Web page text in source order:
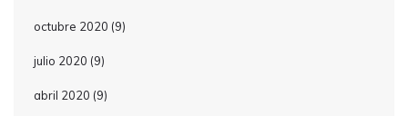
octubre 2020 (9)
julio 2020 (9)
abril 2020 (9)